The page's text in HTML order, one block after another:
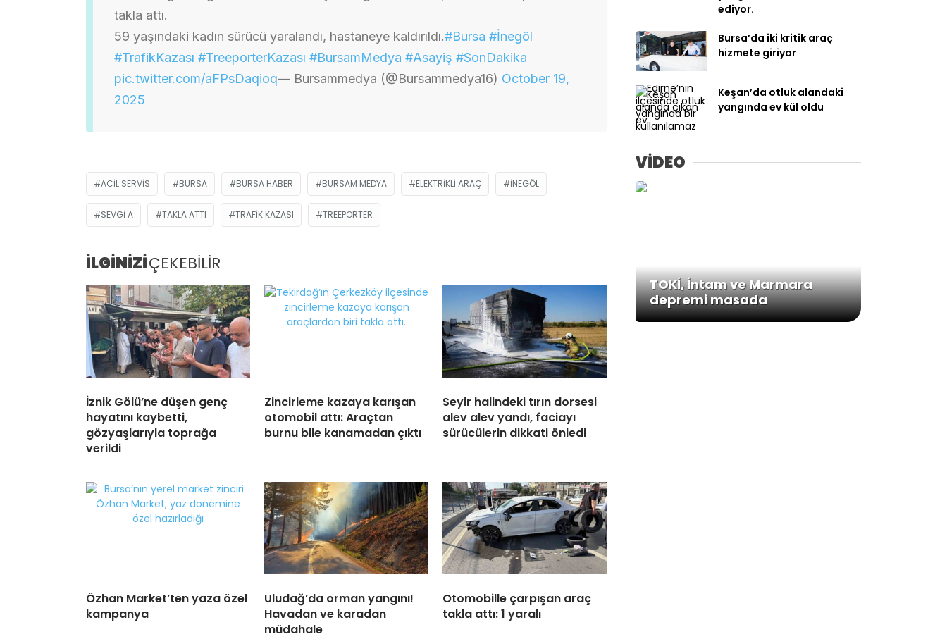
takla attı.
59 yaşındaki kadın sürücü yaralandı, hastaneye kaldırıldı.#Bursa #İnegöl
#TrafikKazası #TreeporterKazası #BursamMedya #Asayiş #SonDakika
pic.twitter.com/aFPsDaqioq— Bursammedya (@Bursammedya16) October 19,
2025
ACIL SERVIS BURSA BURSA HABER BURSAM MEDYA ELEKTRIKLI ARAÇ İNEGÖL
SEVGI A TAKLA ATTI TRAFIK KAZASI TREEPORTER
İLGİNİZİÇEKEBİLİR
İznik Gölü’ne düşen genç
hayatını kaybetti,
gözyaşlarıyla toprağa
verildi
Zincirleme kazaya karışan
otomobil attı: Araçtan
burnu bile kanamadan çıktı
Seyir halindeki tırın dorsesi
alev alev yandı, faciayı
sürücülerin dikkati önledi
Özhan Market’ten yaza özel
kampanya
Uludağ’da orman yangını!
Havadan ve karadan
müdahale
Otomobille çarpışan araç
takla attı: 1 yaralı
ediyor.
Bursa’da iki kritik araç
hizmete giriyor
Keşan’da otluk alandaki
yangında ev kül oldu
VİDEO
TOKİ, İntam ve Marmara
depremi masada